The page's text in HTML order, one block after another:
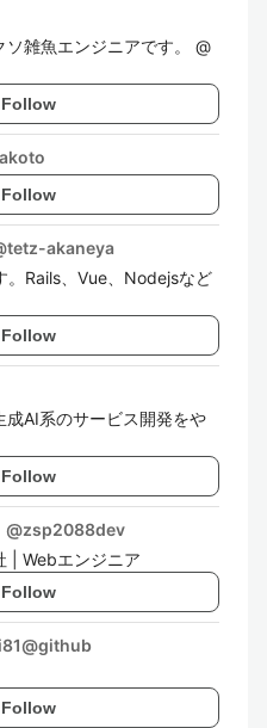
ソ雑魚エンジニアです。 @
Follow
Follow
tetz-akaneya
。Rails、Vue、Nodejsなど
Follow
成AI系のサービス開発をや
Follow
@zsp2088dev
| Webエンジニア
Follow
Follow